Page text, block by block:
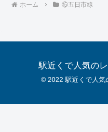
ホーム ⑮五日市線
駅近くで人気の
© 2022 駅近くで人気